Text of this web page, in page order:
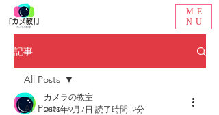
ME
NU
記事
All Posts
All Posts
カメラの教室
2021年9月7日 読了時間: 2分